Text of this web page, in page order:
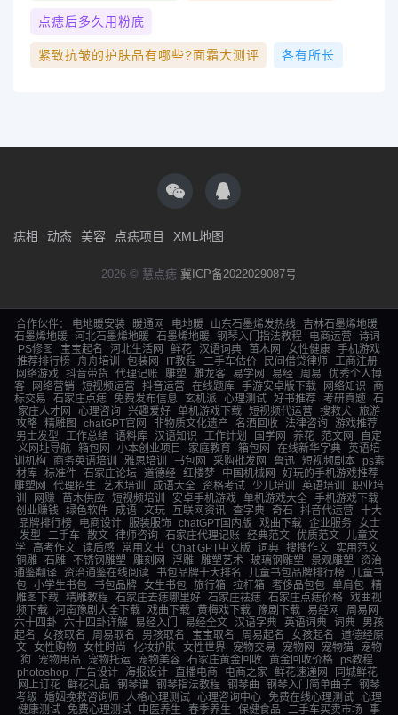
点痣后多久用粉底
紧致抗皱的护肤品有哪些?面霜大测评 各有所长
痣相 动态 美容 点痣项目 XML地图
2026 © 慧点痣 冀ICP备2022029087号
合作伙伴： 电地暖安装 暖通网 电地暖 山东石墨烯发热线
吉林石墨烯地暖
石墨烯地暖
河北石墨烯地暖 石墨烯地暖 钢琴入门指法教程 电商运营
诗词
PS修图
宝宝起名 河北生活网 鲜花 汉语词典 苗木网 女性健康 手机游戏
推荐排行榜
舟舟培训 包装网 IT教程 二手车估价 民间借贷律师
工商注册
网络游戏 抖音带货 代理记账 雕塑 雕龙客 易学网 易经 周易
优秀个人博
客
网络营销 短视频运营 抖音运营 在线题库 手游安卓版下载 网络知识
商
标交易
石家庄点痣 免费发布信息 玄机派 心理测试 好书推荐 考研真题 石
家庄人才网
心理咨询 兴趣爱好 单机游戏下载 短视频代运营 搜救犬 旅游
攻略 精雕图 chatGPT官网 非物质文化遗产 名酒回收 法律咨询 游戏推荐
男士发型
工作总结 语料库 汉语知识 工作计划 国学网 养花 范文网
自定
义网址导航 箱包网 小本创业项目 家庭教育 箱包网 在线新华字典 英语培
训机构
商务英语培训 雅思培训 书包网 采购批发网 鲁迅 短视频剧本
ps素
材库
标准件 石家庄论坛 道德经 红楼梦 中国机械网
好玩的手机游戏推荐
雕塑网
代理招生 艺术培训 成语大全 资格考试 少儿培训 英语培训
职业培
训
网赚 苗木供应 短视频培训 安卓手机游戏 单机游戏大全
手机游戏下载
创业赚钱
绿色软件 成语 文玩 互联网资讯 查字典 奇石 抖音代运营 十大
品牌排行榜
电商设计 服装服饰 chatGPT国内版 戏曲下载 企业服务
女士
发型
二手车 散文 律师咨询 石家庄代理记账 经典范文 优质范文
儿童文
学 高考作文 读后感 常用文书 Chat GPT中文版 词典 搜搜作文
实用范文
铜雕 石雕 不锈钢雕塑 雕刻网 浮雕 雕塑艺术 玻璃钢雕塑 景观雕塑
资治
通鉴翻译
资治通鉴在线阅读 书包品牌十大排名 儿童书包品牌排行榜
儿童书
包 小学生书包 书包品牌 女生书包 旅行箱 拉杆箱 奢侈品包包 单肩包 精
雕图下载 精雕教程 石家庄去痣哪里好 石家庄祛痣 石家庄点痣价格 戏曲视
频下载
河南豫剧大全下载 戏曲下载 黄梅戏下载 豫剧下载 易经网
周易网
六十四卦
六十四卦详解 易经入门 易经全文 汉语字典 英语词典 词典
男孩
起名
女孩取名 周易取名 男孩取名 宝宝取名 周易起名 女孩起名
道德经原
文 女性购物 女性时尚 化妆护肤 女性世界 宠物交易 宠物网 宠物猫
宠物
狗
宠物用品 宠物托运 宠物美容 石家庄黄金回收 黄金回收价格
ps教程
photoshop
广告设计 海报设计 直播电商 电商之家 鲜花速递网
同城鲜花
网上订花 鲜花礼品 钢琴谱 钢琴指法教程 钢琴曲 钢琴入门简单曲子 钢琴
考级
婚姻挽救咨询师 人格心理测试 心理咨询中心 免费在线心理测试 心理
健康测试
免费心理测试 中医养生 春季养生 保健食品 二手车买卖市场 事